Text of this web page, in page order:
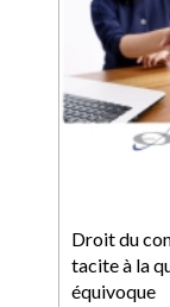
Droit du
tacite à la
équivoque